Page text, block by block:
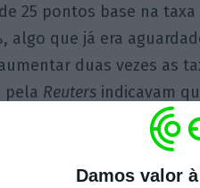
Damos valor
25 pontos base na
algo que já era
duas vezes as
pela Reutersindicavam
ano.
subir por muito tempo